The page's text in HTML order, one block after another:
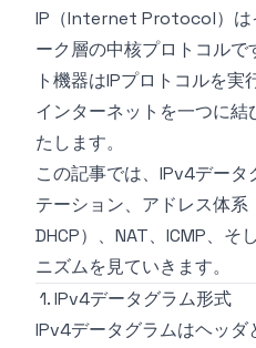
IP（Internet Protocol）は
ーク層の中核プロトコル
ト機器はIPプロトコルを
インターネットを一つに
たします。
この記事では、IPv4デー
テーション、アドレス体系
DHCP）、NAT、ICMP、そ
ニズムを見ていきます。
1. IPv4データグラム形式
IPv4データグラムはヘッ